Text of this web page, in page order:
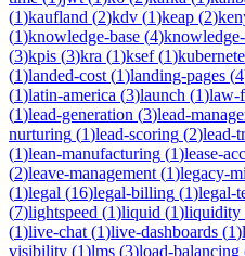
(1)kaufland (2)kdv (1)keap (2)
(1)knowledge-base (4)
(3)kpis (3)kra (1)ksef(1)
(1)landed-cost (1)landing-pages (4
(1)latin-america (3)launch (1)law-
(1)lead-generation (3)lead-
nurturing (1)lead-scoring (2)lead-
(1)lean-manufacturing (1)lease-
(2)leave-management (1)legacy-
(1)legal (16)legal-billing (1)legal-
(7)lightspeed (1)liquid (1)liquidity
(1)live-chat (1)live-dashboards (1)
visibility (1)lms (3)load-balancing